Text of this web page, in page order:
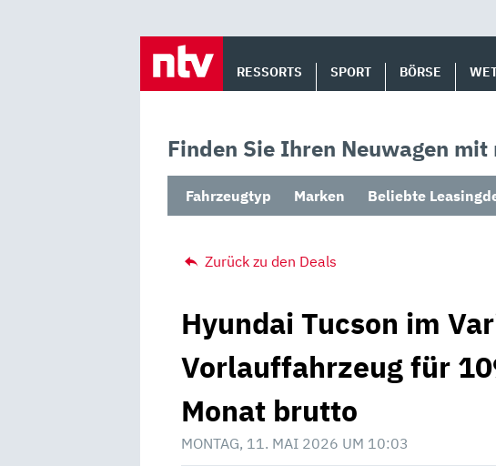
RESSORTS SPORT BÖRSE
Finden Sie Ihren Neuwagen
Fahrzeugtyp Marken Beliebte
Zurück zu den Deals
Hyundai Tucson im
Vorlauffahrzeug für
Monat brutto
MONTAG, 11. MAI 2026 UM 10:03